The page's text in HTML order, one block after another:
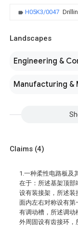
H05K3/0047
Landscapes
Engineering &
Manufacturing &
Claims (4)
1.一种柔性电路板及
在于：所述基架顶部
设有装接架，所述装
面内左右对称设有第
有调动槽，所述调动
外周固设有齿接环，